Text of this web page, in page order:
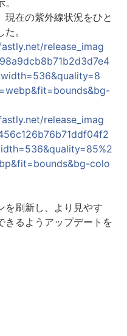
現在の紫外線状況をひと
。
release_imag
release_imag
colo
を刷新し、より見やす
きるようアップデートを